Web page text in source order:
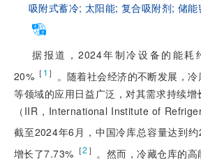
吸附式蓄冷; 太阳能;复合吸附剂;储能
据报道，2024年制冷设备的能耗
20% ［ 1 ］
。随着社会经济的不断发展，
等领域的应用日益广泛，对其需求持续
（IIR，International Institute of
截至2024年6月，中国冷库总容量达到
增长了7.73% ［2 ］ 。然而，冷藏仓库的